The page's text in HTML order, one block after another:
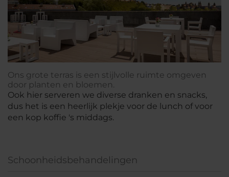
Ons grote terras is een stijlvolle ruimte omgeven
door planten en bloemen.
Ook hier serveren we diverse dranken en snacks,
dus het is een heerlijk plekje voor de lunch of voor
een kop koffie 's middags.
Schoonheidsbehandelingen